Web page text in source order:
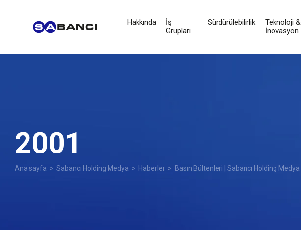
Hakkında
İş
Grupları
Sürdürülebilirlik
Teknoloji &
İnovasyon
2001
Ana sayfa > Sabancı Holding Medya > Haberler > Basın Bültenleri | Sabancı Holding Medya